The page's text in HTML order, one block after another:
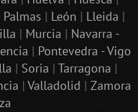
Palmas | León | Lleida |
| Murcia | Navarra -
| Pontevedra - Vigo
| Soria | Tarragona |
| Valladolid | Zamora